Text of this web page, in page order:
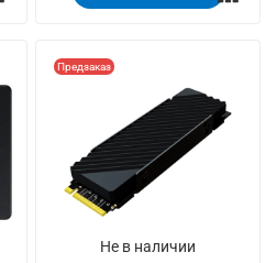
Не в наличии
Предзаказ